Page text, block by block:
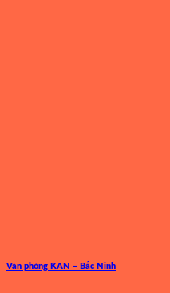
Văn phòng KAN – Bắc Ninh